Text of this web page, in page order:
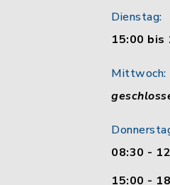
Dienstag:
15:00 bis
Mittwoch:
08:30 -
15:00 -